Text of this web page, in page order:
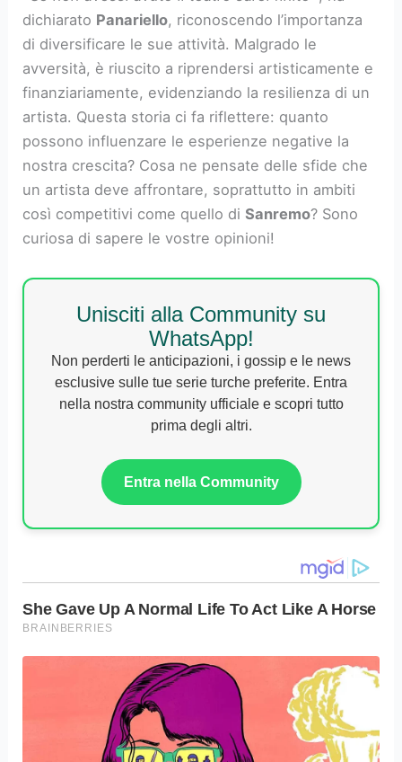
dichiarato Panariello, riconoscendo l’importanza
di diversificare le sue attività. Malgrado le
avversità, è riuscito a riprendersi artisticamente e
finanziariamente, evidenziando la resilienza di un
artista. Questa storia ci fa riflettere: quanto
possono influenzare le esperienze negative la
nostra crescita? Cosa ne pensate delle sfide che
un artista deve affrontare, soprattutto in ambiti
così competitivi come quello diSanremo? Sono
curiosa di sapere le vostre opinioni!
Unisciti alla Community su
WhatsApp!
Non perderti le anticipazioni, i gossip e le news
esclusive sulle tue serie turche preferite. Entra
nella nostra community ufficiale e scopri tutto
prima degli altri.
Entra nella Community